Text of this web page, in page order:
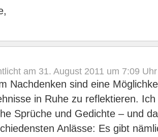
am 31. August 2011 um 7:09 Uhr
Nachdenken sind eine
in Ruhe zu reflektieren.
Sprüche und Gedichte – und
Anlässe: Es gibt